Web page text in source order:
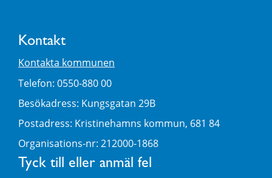
Kontakt
Kontakta kommunen
Telefon: 0550-880 00
Besökadress: Kungsgatan 29B
Postadress: Kristinehamns kommun, 681 84
Organisations-nr: 212000-1868
Tyck till eller anmäl fel